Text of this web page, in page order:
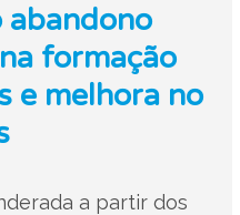
abandono
formação
e melhora no
a partir dos